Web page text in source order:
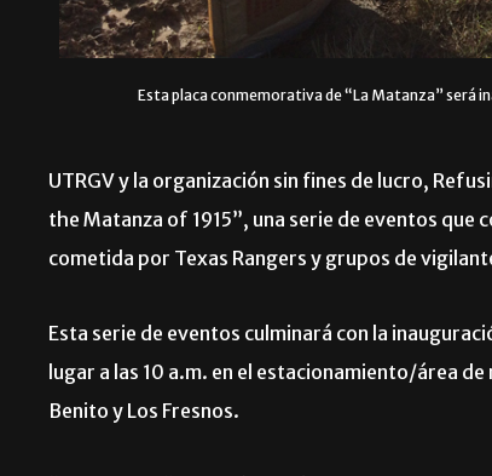
Esta placa conmemorativa de “La Matanza” será
UTRGV y la organización sin fines de lucro,
the Matanza of 1915”, una serie de eventos que
cometida por Texas Rangers y grupos de
Esta serie de eventos culminará con la
lugar a las 10 a.m. en el estacionamiento/área
Benito y Los Fresnos.